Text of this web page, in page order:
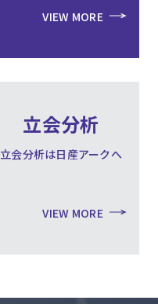
VIEW MORE
立会分析
立会分析は日産アークへ
VIEW MORE